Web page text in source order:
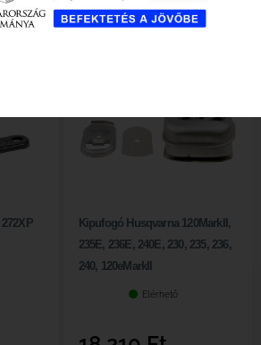
Kipufogó Husqvarna 120MarkII,
235E, 236E, 240E, 230, 235, 236,
240, 120eMarkII
Elérhető